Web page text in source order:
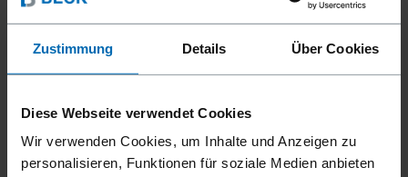
Zustimmung Details Über Cookies
Diese Webseite verwendet Cookies
Wir verwenden Cookies, um Inhalte und Anzeigen zu
personalisieren, Funktionen für soziale Medien anbieten
LAND
PLZ